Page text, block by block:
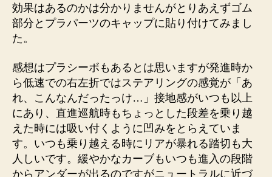
効果はあるのかは分かりませんがとりあえずゴム
部分とプラパーツのキャップに貼り付けてみまし
た。
感想はプラシーボもあるとは思いますが発進時か
ら低速での右左折ではステアリングの感覚が「あ
れ、こんなんだったっけ…」接地感がいつも以上
にあり、直進巡航時もちょっとした段差を乗り越
えた時には吸い付くように凹みをとらえていま
す。いつも乗り越える時にリアが暴れる踏切も大
人しいです。緩やかなカーブもいつも進入の段階
からアンダーが出るのですがニュートラルに近づ